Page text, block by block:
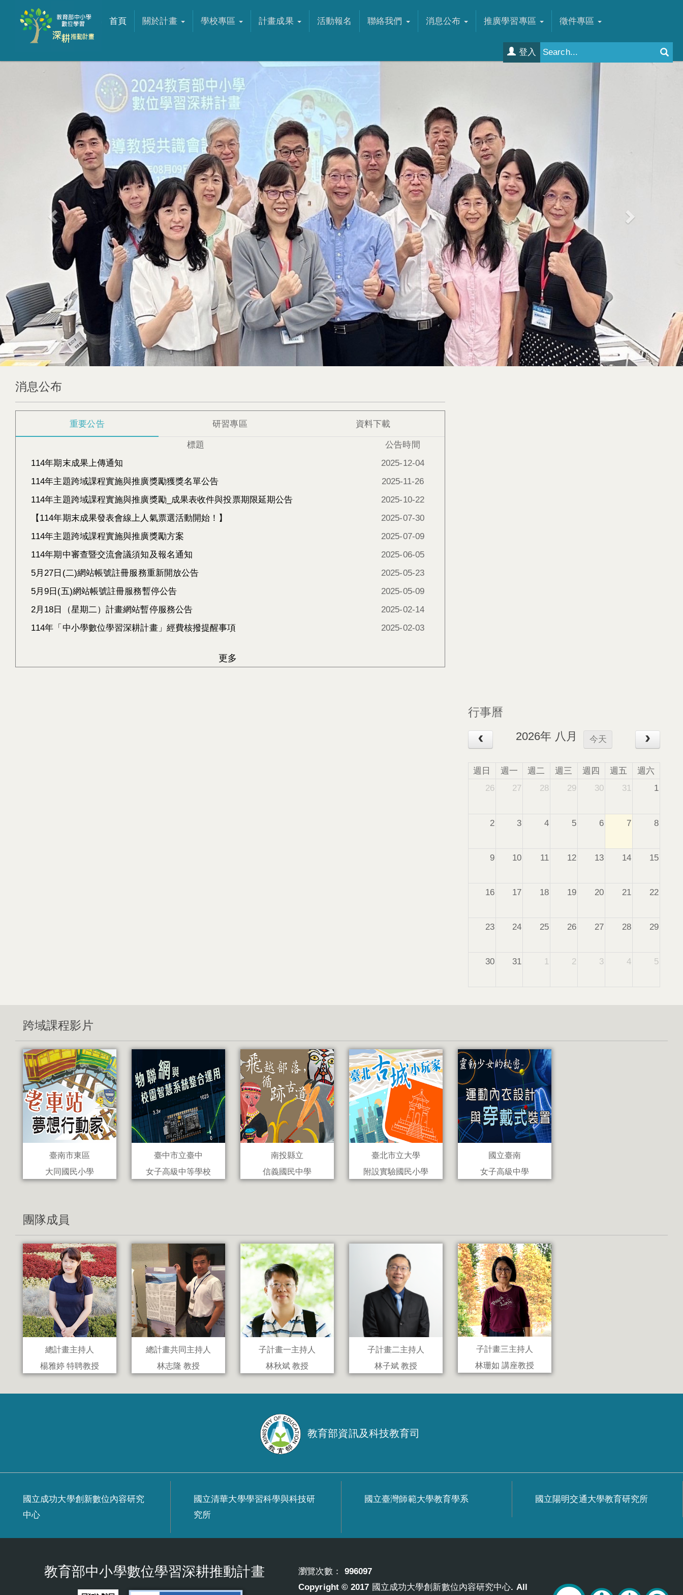
首頁 關於計畫 學校專區 計畫成果 活動報名 聯絡我們 消息公布 推廣學習專區 徵件專區
登入
消息公布
重要公告 研習專區 資料下載
標題
公告時間
114年期末成果上傳通知
2025-12-04
114年主題跨域課程實施與推廣獎勵獲獎名單公告
2025-11-26
114年主題跨域課程實施與推廣獎勵_成果表收件與投票期限延期公告
2025-10-22
【114年期末成果發表會線上人氣票選活動開始！】
2025-07-30
114年主題跨域課程實施與推廣獎勵方案
2025-07-09
114年期中審查暨交流會議須知及報名通知
2025-06-05
5月27日(二)網站帳號註冊服務重新開放公告
2025-05-23
5月9日(五)網站帳號註冊服務暫停公告
2025-05-09
2月18日（星期二）計畫網站暫停服務公告
2025-02-14
114年「中小學數位學習深耕計畫」經費核撥提醒事項
2025-02-03
更多
行事曆
2026年 八月 今天
週日 週一 週二 週三 週四 週五
週六
26
27 28 29 30 31 1
2 3 4 5 6 7 8
9 10 11 12 13 14 15
16 17 18 19 20 21 22
23 24 25 26 27 28 29
30 31 1 2 3 4 5
跨域課程影片
臺南市東區
大同國民小學
臺中市立臺中
女子高級中等學校
南投縣立
信義國民中學
臺北市立大學
附設實驗國民小學
國立臺南
女子高級中學
團隊成員
總計畫主持人
楊雅婷 特聘教授
總計畫共同主持人
林志隆 教授
子計畫一主持人
林秋斌 教授
子計畫二主持人
林子斌 教授
子計畫三主持人
林珊如 講座教授
教育部資訊及科技教育司
國立成功大學創新數位內容研究
中心
國立清華大學學習科學與科技研
究所
國立臺灣師範大學教育學系 國立陽明交通大學教育研究所
教育部中小學數位學習深耕推動計畫
瀏覽次數： 996097
Copyright © 2017 國立成功大學創新數位內容研究中心. All